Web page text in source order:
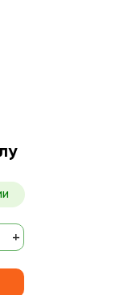
+